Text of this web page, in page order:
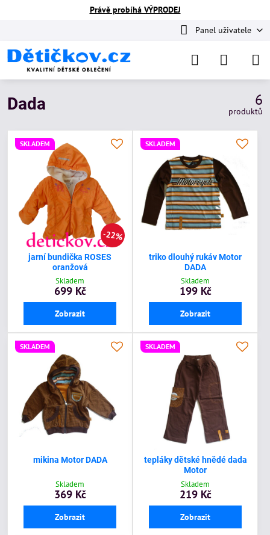
Právě probíhá VÝPRODEJ
Panel uživatele
Dada 6
produktů
22%
SKLADEM
jarní bundička ROSES
oranžová
Skladem
699 Kč
Zobrazit
SKLADEM
triko dlouhý rukáv Motor
DADA
Skladem
199 Kč
Zobrazit
SKLADEM
mikina Motor DADA
Skladem
369 Kč
Zobrazit
SKLADEM
tepláky dětské hnědé dada
Motor
Skladem
219 Kč
Zobrazit